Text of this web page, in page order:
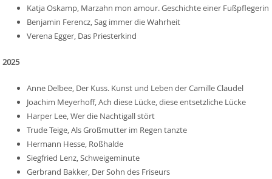
Katja Oskamp, Marzahn mon amour. Geschichte einer Fußpflegerin
Benjamin Ferencz, Sag immer die Wahrheit
Verena Egger, Das Priesterkind
2025
Anne Delbee, Der Kuss. Kunst und Leben der Camille Claudel
Joachim Meyerhoff, Ach diese Lücke, diese entsetzliche Lücke
Harper Lee, Wer die Nachtigall stört
Trude Teige, Als Großmutter im Regen tanzte
Hermann Hesse, Roßhalde
Siegfried Lenz, Schweigeminute
Gerbrand Bakker, Der Sohn des Friseurs